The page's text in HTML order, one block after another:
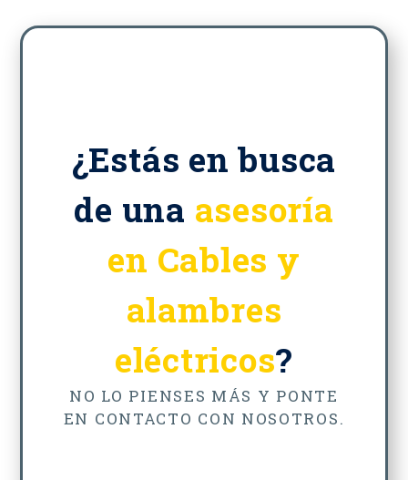
¿Estás en busca
de una asesoría
en Cables y
alambres
eléctricos?
NO LO PIENSES MÁS Y PONTE
EN CONTACTO CON NOSOTROS.